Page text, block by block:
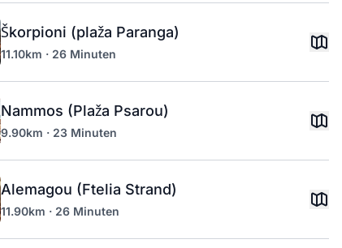
Škorpioni (plaža Paranga)
11.10km · 26 Minuten
Nammos (Plaža Psarou)
9.90km · 23 Minuten
Alemagou (Ftelia Strand)
11.90km · 26 Minuten